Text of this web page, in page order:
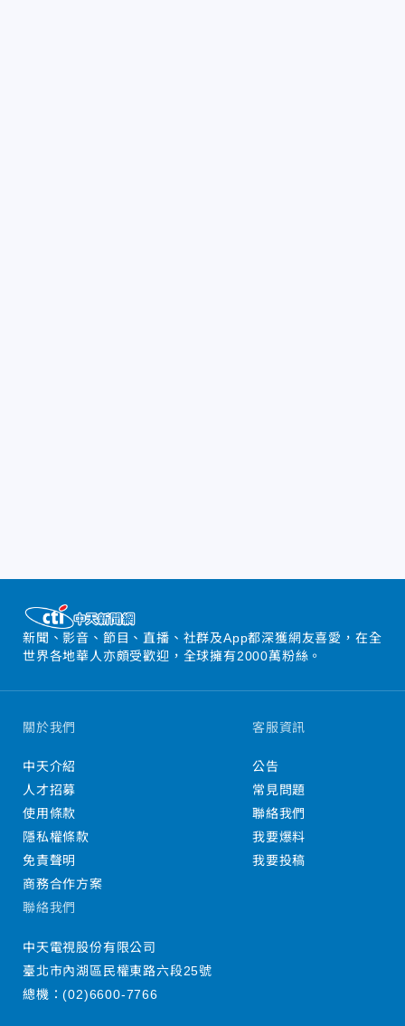
新聞、影音、節目、直播、社群及App都深獲網友喜愛，在全
世界各地華人亦頗受歡迎，全球擁有2000萬粉絲。
關於我們
中天介紹
人才招募
使用條款
隱私權條款
免責聲明
商務合作方案
客服資訊
公告
常見問題
聯絡我們
我要爆料
我要投稿
聯絡我們
中天電視股份有限公司
臺北市內湖區民權東路六段25號
總機：(02)6600-7766